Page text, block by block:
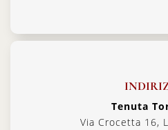
Tenuta
Via Crocetta 16,